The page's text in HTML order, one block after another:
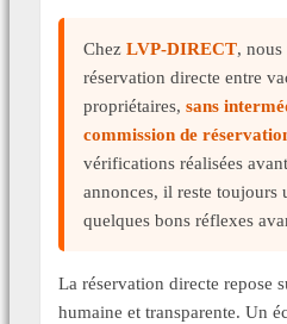
Chez LVP-DIRECT, nous
réservation directe entre
propriétaires, sans
commission de
vérifications réalisées
annonces, il reste toujours
quelques bons réflexes
La réservation directe repose
humaine et transparente. Un